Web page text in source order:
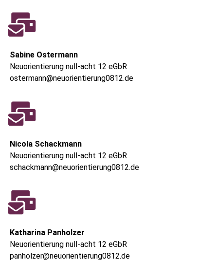
Sabine Ostermann
Neuorientierung null-acht 12 eGbR
ostermann@neuorientierung0812.de
Nicola Schackmann
Neuorientierung null-acht 12 eGbR
schackmann@neuorientierung0812.de
Katharina Panholzer
Neuorientierung null-acht 12 eGbR
panholzer@neuorientierung0812.de